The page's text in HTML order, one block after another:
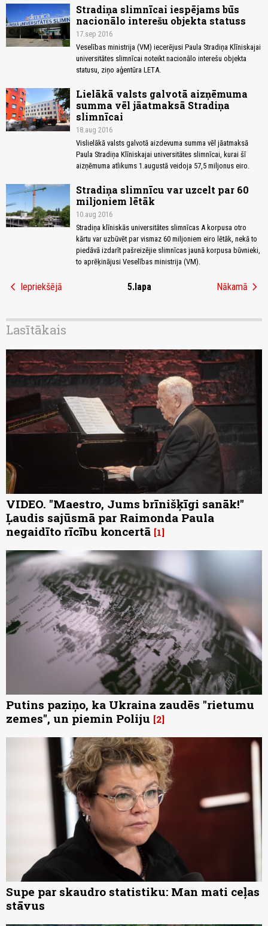
Stradiņa slimnīcai iespējams būs
nacionālo interešu objekta statuss
17.sep 2016
Veselības ministrija (VM) iecerējusi Paula Stradiņa Klīniskajai
universitātes slimnīcai noteikt nacionālo interešu objekta
statusu, ziņo aģentūra LETA.
Lielākā valsts galvotā aizņēmuma
summa vēl jāatmaksā Stradiņa
slimnīcai
18.aug 2016
Vislielākā valsts galvotā aizdevuma summa vēl jāatmaksā
Paula Stradiņa Klīniskajai universitātes slimnīcai, kurai šī
aizņēmuma atlikums 1.augustā veidoja 57,5 miljonus eiro.
Stradiņa slimnīcu var uzcelt par 60
miljoniem lētāk
10.aug 2016
Stradiņa klīniskās universitātes slimnīcas A korpusa otro
kārtu var uzbūvēt par vismaz 60 miljoniem eiro lētāk, nekā to
piedāvā izdarīt pašreizējie slimnīcas jaunā korpusa būvnieki,
to aprēķinājusi Veselības ministrija (VM).
chevron_left Iepriekšējā 5.lapa Nākamā chevron_right
Lasītākais
VIDEO. "Maestro, Jums brīnišķīgi sanāk!"
Ļaudis sajūsmā par Raimonda Paula
negaidīto rīcību koncertā 1
Putins paziņo, ka Ukraina zaudēs "rietumu
zemes", un piemin Poliju 2
Supe par skaudro statistiku: Man mati ceļas
stāvus